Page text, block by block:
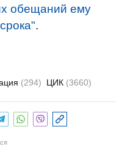
обещаний ему
.
(294) ЦИК (3660)